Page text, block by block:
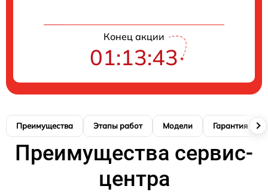
Конец акции
01:13:42
Преимущества Этапы работ Модели Гарантия
Преимущества сервис-
центра